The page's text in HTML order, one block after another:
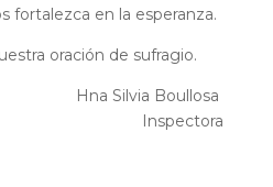
fortalezca en la esperanza.
oración de sufragio.
Hna Silvia Boullosa
Inspectora